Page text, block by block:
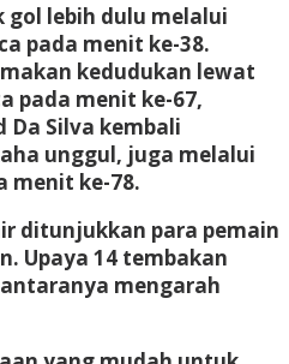
lebih dulu melalui
pada menit ke-38.
kedudukan lewat
pada menit ke-67,
Da Silva kembali
unggul, juga melalui
menit ke-78.
ditunjukkan para pemain
Upaya 14 tembakan
mengarah